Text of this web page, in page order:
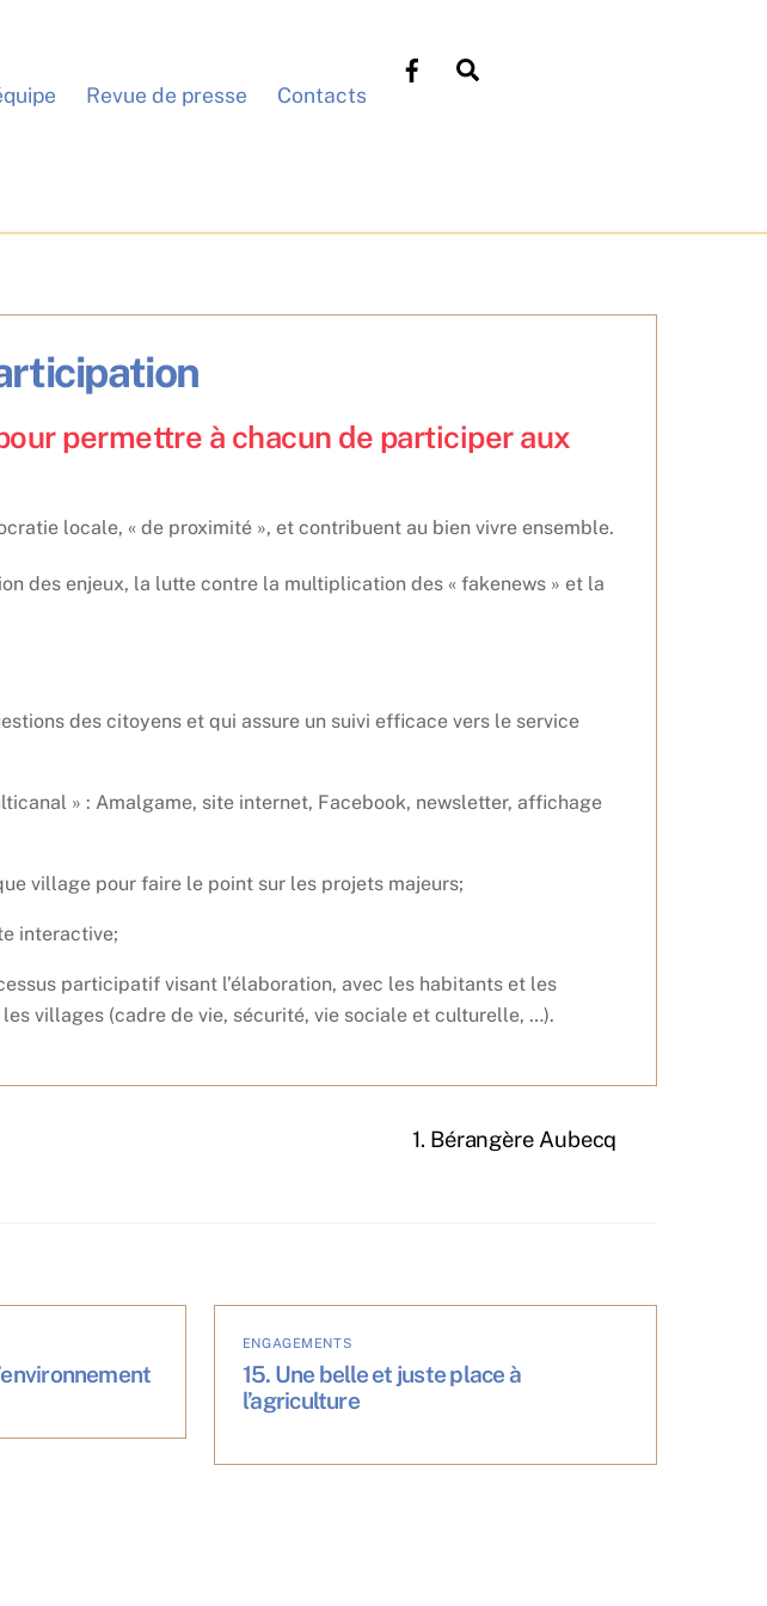
Revue de presse Contacts
permettre à chacun de participer aux
locale, « de proximité », et contribuent au bien vivre ensemble.
des enjeux, la lutte contre la multiplication des « fakenews » et la
des citoyens et qui assure un suivi efficace vers le service
» : Amalgame, site internet, Facebook, newsletter, affichage
village pour faire le point sur les projets majeurs;
interactive;
participatif visant l’élaboration, avec les habitants et les
villages (cadre de vie, sécurité, vie sociale et culturelle, …).
1. Bérangère Aubecq
ENGAGEMENTS
15. Une belle et juste place à
l’agriculture